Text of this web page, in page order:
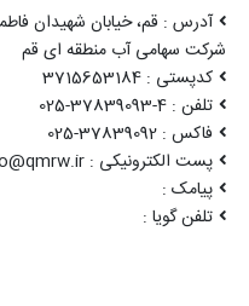
آدرس : قم، خیابان شهیدان
شرکت سهامی آب منطقه ای قم
کدپستی : 3715653184
تلفن : 4-37839093-025
فاکس : 37839092-025
پست الکترونیکی : info@qmrw.ir
پیامک :
تلفن گویا :